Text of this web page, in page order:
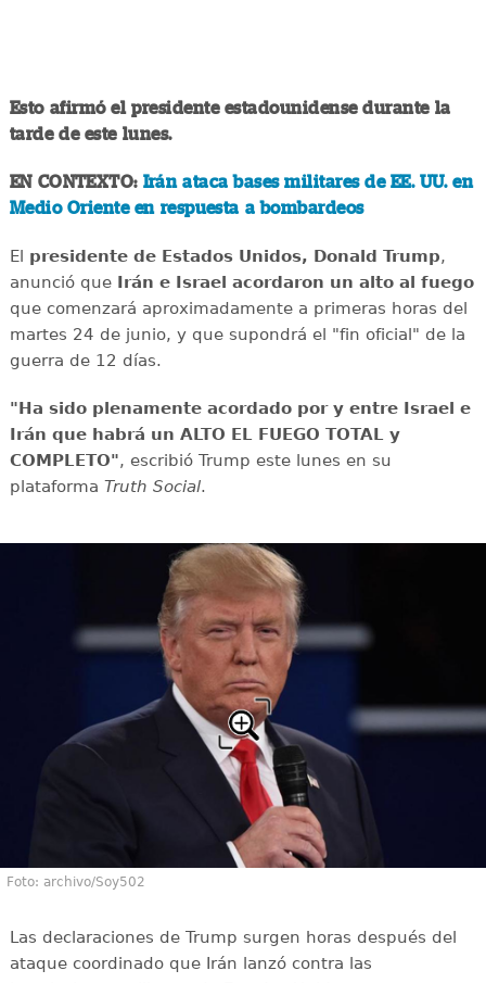
Esto afirmó el presidente estadounidense durante la
tarde de este lunes.
EN CONTEXTO: Irán ataca bases militares de EE. UU. en
Medio Oriente en respuesta a bombardeos
El presidente de Estados Unidos, Donald Trump,
anunció queIrán e Israel acordaron un alto al fuego
que comenzará aproximadamente a primeras horas del
martes 24 de junio, y que supondrá el "fin oficial" de la
guerra de 12 días.
"Ha sido plenamente acordado por y entre Israel e
Irán que habrá un ALTO EL FUEGO TOTAL y
COMPLETO", escribió Trump este lunes en su
plataforma Truth Social.
Foto: archivo/Soy502
Las declaraciones de Trump surgen horas después del
ataque coordinado que Irán lanzó contra las